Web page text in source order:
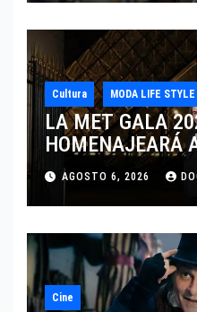
Cultura MODA LIFE STYLE
LA MET GALA
HOMENAJEARÁ
MARCANDO EL
DEL DRAMATISMO
AGOSTO 6, 2026
Cine